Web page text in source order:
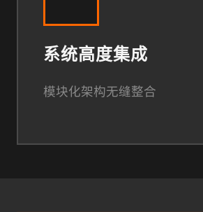
系统高度集成
模块化架构无缝整合